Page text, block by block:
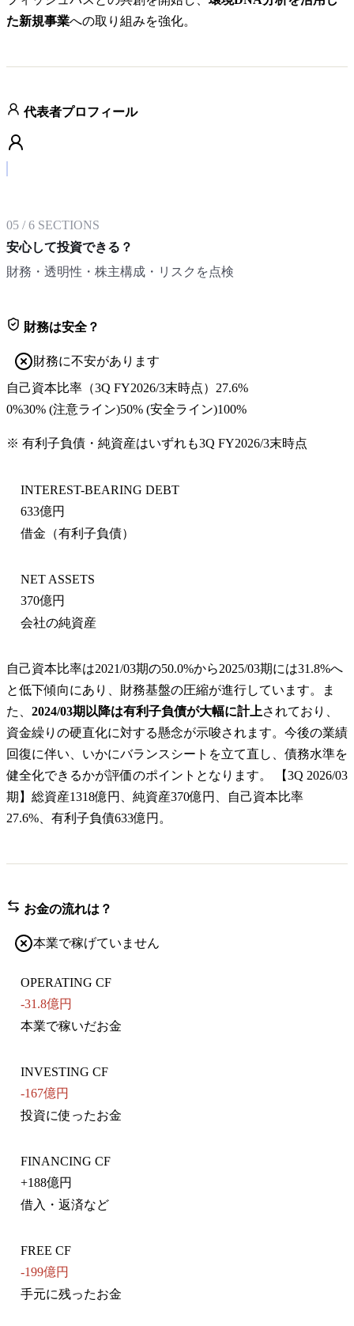
た新規事業への取り組みを強化。
代表者プロフィール
05 /6 SECTIONS
安心して投資できる？
財務・透明性・株主構成・リスクを点検
財務は安全？
財務に不安があります
自己資本比率 （3Q FY2026/3末時点） 27.6%
0%30% (注意ライン)50% (安全ライン)100%
※ 有利子負債・純資産はいずれも3Q FY2026/3末時点
INTEREST-BEARING DEBT
633億円
借金（有利子負債）
NET ASSETS
370億円
会社の純資産
自己資本比率は2021/03期の50.0%から2025/03期には31.8%へ
と低下傾向にあり、財務基盤の圧縮が進行しています。ま
た、 2024/03期以降は有利子負債が大幅に計上されており、
資金繰りの硬直化に対する懸念が示唆されます。今後の業績
回復に伴い、いかにバランスシートを立て直し、債務水準を
健全化できるかが評価のポイントとなります。 【3Q 2026/03
期】総資産1318億円、純資産370億円、自己資本比率
27.6%、有利子負債633億円。
お金の流れは？
本業で稼げていません
OPERATING CF
-31.8億円
本業で稼いだお金
INVESTING CF
-167億円
投資に使ったお金
FINANCING CF
+188億円
借入・返済など
FREE CF
-199億円
手元に残ったお金